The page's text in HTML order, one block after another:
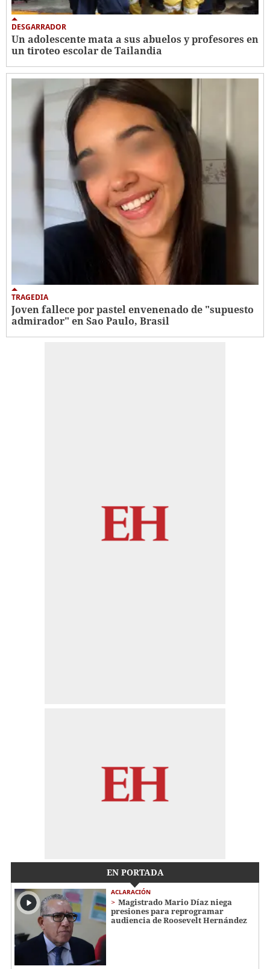
DESGARRADOR
Un adolescente mata a sus abuelos y profesores en
un tiroteo escolar de Tailandia
TRAGEDIA
Joven fallece por pastel envenenado de "supuesto
admirador" en Sao Paulo, Brasil
EN PORTADA
ACLARACIÓN
Magistrado Mario Díaz niega
presiones para reprogramar
audiencia de Roosevelt Hernández